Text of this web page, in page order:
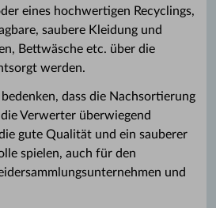
eines hochwertigen Recyclings,
saubere Kleidung und
Bettwäsche etc. über die
werden.
dass die Nachsortierung
Verwerter überwiegend
gute Qualität und ein sauberer
spielen, auch für den
und